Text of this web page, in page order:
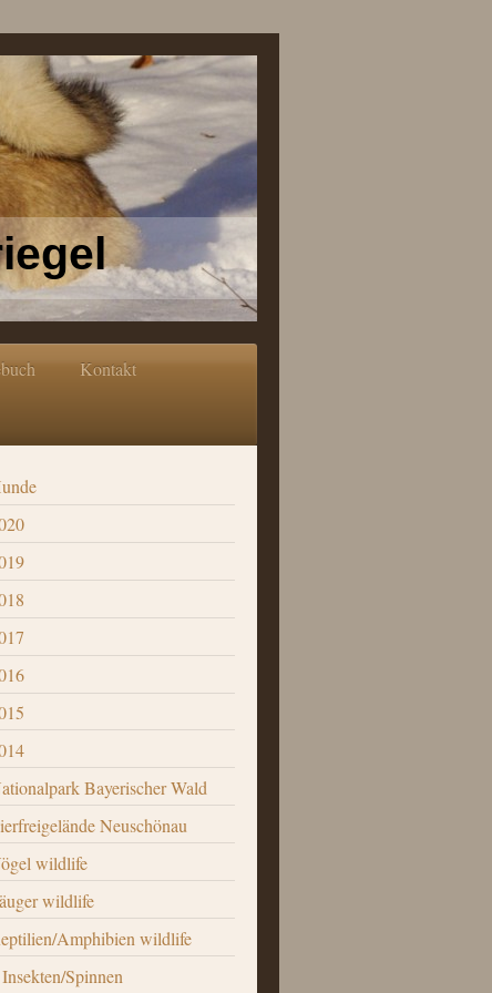
Kontakt
Bayerischer Wald
Neuschönau
wildlife
wildlife
Amphibien wildlife
Insekten/Spinnen